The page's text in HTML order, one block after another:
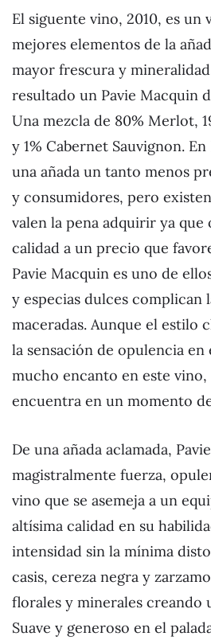
El siguente vino, 2010, es un
mejores elementos de la
mayor frescura y
resultado un Pavie Macquin
Una mezcla de 80% Merlot,
y 1% Cabernet Sauvignon.
una añada un tanto menos
y consumidores, pero
valen la pena adquirir ya
calidad a un precio que
Pavie Macquin es uno de
y especias dulces complican
maceradas. Aunque el estilo
la sensación de opulencia en
mucho encanto en este vino,
encuentra en un momento
De una añada aclamada,
magistralmente fuerza,
vino que se asemeja a un
altísima calidad en su
intensidad sin la mínima
casis, cereza negra y
florales y minerales creando
Suave y generoso en el